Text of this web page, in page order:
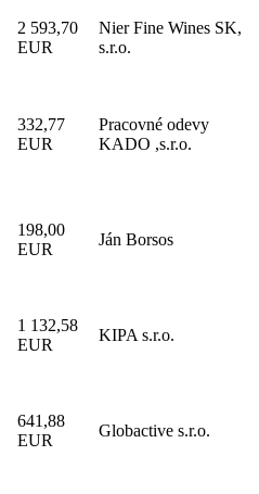
2 593,70
EUR
Nier Fine Wines SK,
s.r.o.
332,77
EUR
Pracovné odevy
KADO ,s.r.o.
198,00
EUR
Ján Borsos
1 132,58
EUR
KIPA s.r.o.
641,88
EUR
Globactive s.r.o.